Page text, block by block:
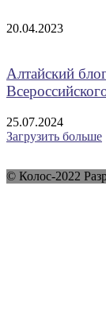
20.04.2023
Алтайский
25.07.2024
Загрузить больше
© Колос-2022